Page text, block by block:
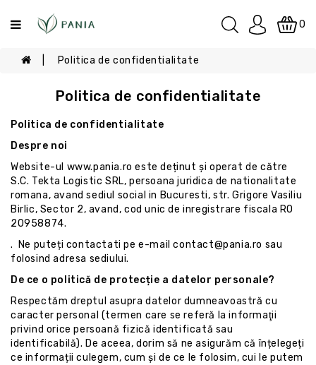
Categorii
Pâine
Patiserie
0
Politica de confidentialitate
Politica de confidentialitate
Politica de confidentialitate
Despre noi
Website-ul www.pania.ro este deținut și operat de către
S.C. Tekta Logistic SRL, persoana juridica de nationalitate
romana, avand sediul social in Bucuresti, str. Grigore Vasiliu
Birlic, Sector 2, avand, cod unic de inregistrare fiscala RO
20958874.
. Ne puteți contactati pe e-mailcontact@pania.ro sau
folosind adresa sediului.
De ce o politică de protecție a datelor personale?
Respectăm dreptul asupra datelor dumneavoastră cu
caracter personal (termen care se referă la informaţii
privind orice persoană fizică identificată sau
identificabilă). De aceea, dorim să ne asigurăm că înțelegeți
ce informații culegem, cum și de ce le folosim, cui le putem